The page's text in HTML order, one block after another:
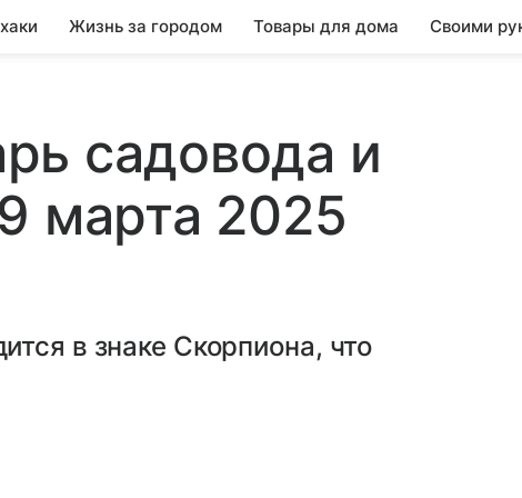
Жизнь за городом Товары для дома Своими
садовода и
марта 2025
в знаке Скорпиона, что